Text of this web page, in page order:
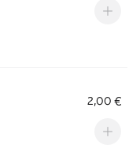
2,00 €